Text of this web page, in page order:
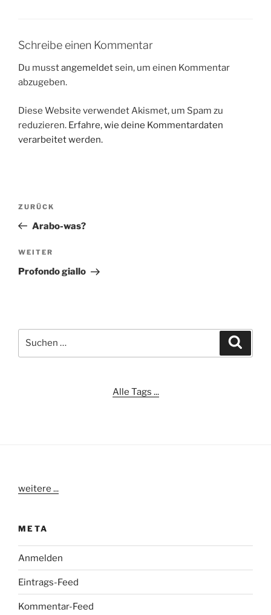
Schreibe einen Kommentar
Du musstangemeldetsein, um einen Kommentar
abzugeben.
Diese Website verwendet Akismet, um Spam zu
reduzieren. Erfahre, wie deine Kommentardaten
verarbeitet werden.
Beitragsnavigation
Vorheriger
Beitrag
ZURÜCK
Arabo-was?
Nächster
Beitrag
WEITER
Profondo giallo
nach:
Alle Tags ...
weitere ...
META
Anmelden
Eintrags-Feed
Kommentar-Feed